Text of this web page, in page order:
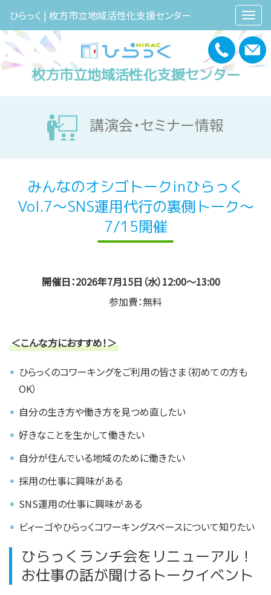
ひらっく | 枚方市立地域活性化支援センター
枚方市立地域活性化支援センター
講演会・セミナー情報
みんなのオシゴトークinひらっく
Vol.7〜SNS運用代行の裏側トーク〜
7/15開催
開催日：2026年7月15日（水）12:00～13:00
参加費：無料
＜こんな方におすすめ！＞
ひらっくのコワーキングをご利用の皆さま（初めての方も
OK）
自分の生き方や働き方を見つめ直したい
好きなことを生かして働きたい
自分が住んでいる地域のために働きたい
採用の仕事に興味がある
SNS運用の仕事に興味がある
ビィーゴやひらっくコワーキングスペースについて知りたい
ひらっくランチ会をリニューアル！
お仕事の話が聞けるトークイベント